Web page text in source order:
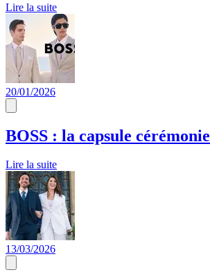
Lire la suite
20/01/2026
BOSS : la capsule cérémonie
Lire la suite
13/03/2026